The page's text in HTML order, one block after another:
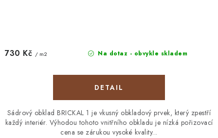
Na dotaz - obvykle skladem
730 Kč / m2
Sádrový obklad BRICKAL 1 je vkusný obkladový prvek, který zpestří
každý interiér. Výhodou tohoto vnitřního obkladu je nízká pořizovací
cena se zárukou vysoké kvality...